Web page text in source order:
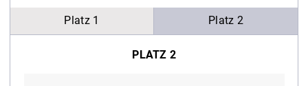
Platz 1 Platz 2
PLATZ 2